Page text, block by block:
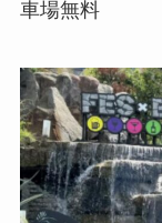
車場無料